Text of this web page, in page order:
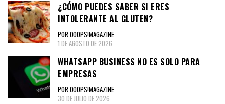
¿CÓMO PUEDES SABER SI ERES
INTOLERANTE AL GLUTEN?
POR OOOPS!MAGAZINE
1 DE AGOSTO DE 2026
WHATSAPP BUSINESS NO ES SOLO PARA
EMPRESAS
POR OOOPS!MAGAZINE
30 DE JULIO DE 2026